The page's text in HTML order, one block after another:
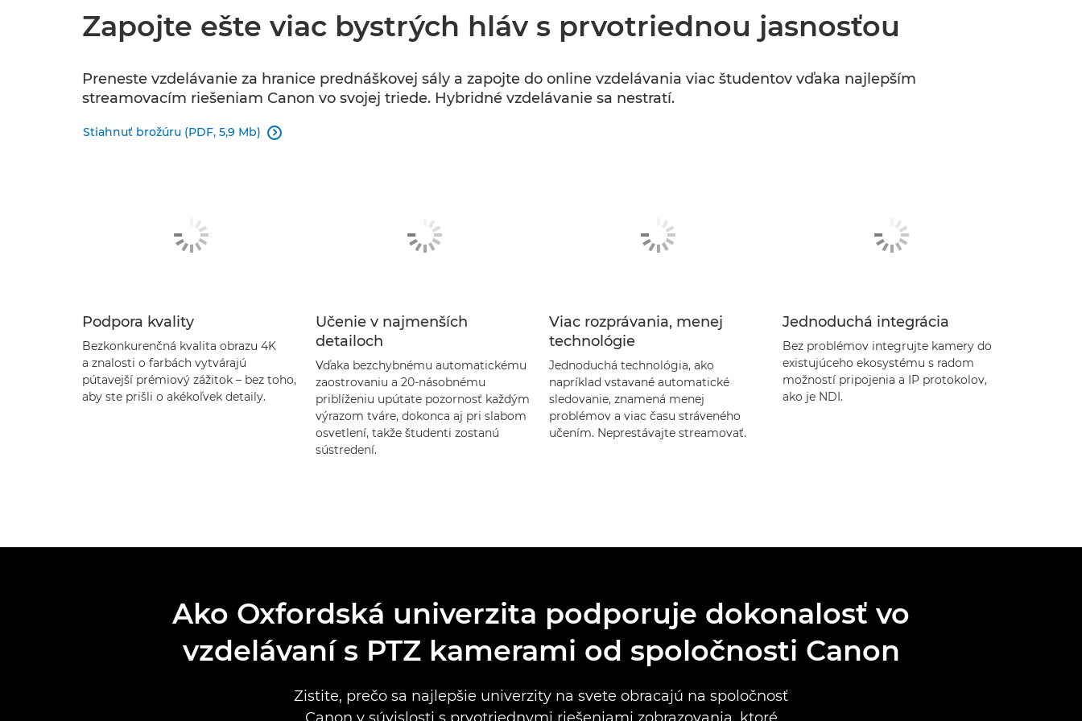
Zapojte ešte viac bystrých hláv s prvotriednou jasnosťou
Preneste vzdelávanie za hranice prednáškovej sály a zapojte do online vzdelávania viac študentov vďaka najlepším
streamovacím riešeniam Canon vo svojej triede. Hybridné vzdelávanie sa nestratí.
Stiahnuť brožúru (PDF, 5,9 Mb) 
Podpora kvality
Bezkonkurenčná kvalita obrazu 4K
a znalosti o farbách vytvárajú
pútavejší prémiový zážitok – bez toho,
aby ste prišli o akékoľvek detaily.
Učenie v najmenších
detailoch
Vďaka bezchybnému automatickému
zaostrovaniu a 20-násobnému
priblíženiu upútate pozornosť každým
výrazom tváre, dokonca aj pri slabom
osvetlení, takže študenti zostanú
sústredení.
Viac rozprávania, menej
technológie
Jednoduchá technológia, ako
napríklad vstavané automatické
sledovanie, znamená menej
problémov a viac času stráveného
učením. Neprestávajte streamovať.
Jednoduchá integrácia
Bez problémov integrujte kamery do
existujúceho ekosystému s radom
možností pripojenia a IP protokolov,
ako je NDI.
Ako Oxfordská univerzita podporuje dokonalosť vo
vzdelávaní s PTZ kamerami od spoločnosti Canon
Zistite, prečo sa najlepšie univerzity na svete obracajú na spoločnosť